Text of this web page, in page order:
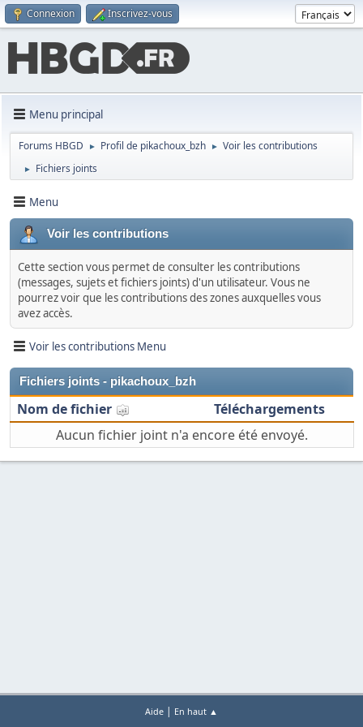
Connexion Inscrivez-vous
Menu principal
Forums HBGD ► Profil de pikachoux_bzh ► Voir les contributions
► Fichiers joints
Menu
Voir les contributions
Cette section vous permet de consulter les contributions
(messages, sujets et fichiers joints) d'un utilisateur. Vous ne
pourrez voir que les contributions des zones auxquelles vous
avez accès.
Voir les contributions Menu
Fichiers joints - pikachoux_bzh
Nom de fichier
Téléchargements
Aucun fichier joint n'a encore été envoyé.
Aide | En haut ▲